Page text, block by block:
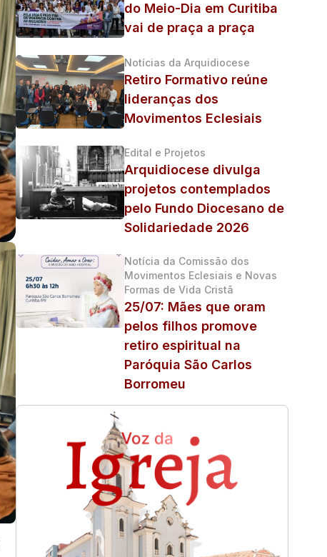
do Meio-Dia em Curitiba
vai de praça a praça
Notícias da Arquidiocese
Retiro Formativo reúne
lideranças dos
Movimentos Eclesiais
Edital e Projetos
Arquidiocese divulga
projetos contemplados
pelo Fundo Diocesano de
Solidariedade 2026
Notícia da Comissão dos
Movimentos Eclesiais e Novas
Formas de Vida Cristã
25/07: Mães que oram
pelos filhos promove
retiro espiritual na
Paróquia São Carlos
Borromeu